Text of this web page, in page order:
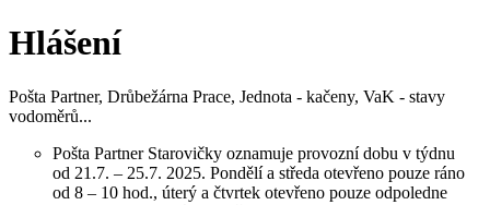
Hlášení
Pošta Partner, Drůbežárna Prace, Jednota - kačeny, VaK - stavy
vodoměrů...
Pošta Partner Starovičky oznamuje provozní dobu v týdnu
od 21.7. – 25.7. 2025. Pondělí a středa otevřeno pouze ráno
od 8 – 10 hod., úterý a čtvrtek otevřeno pouze odpoledne